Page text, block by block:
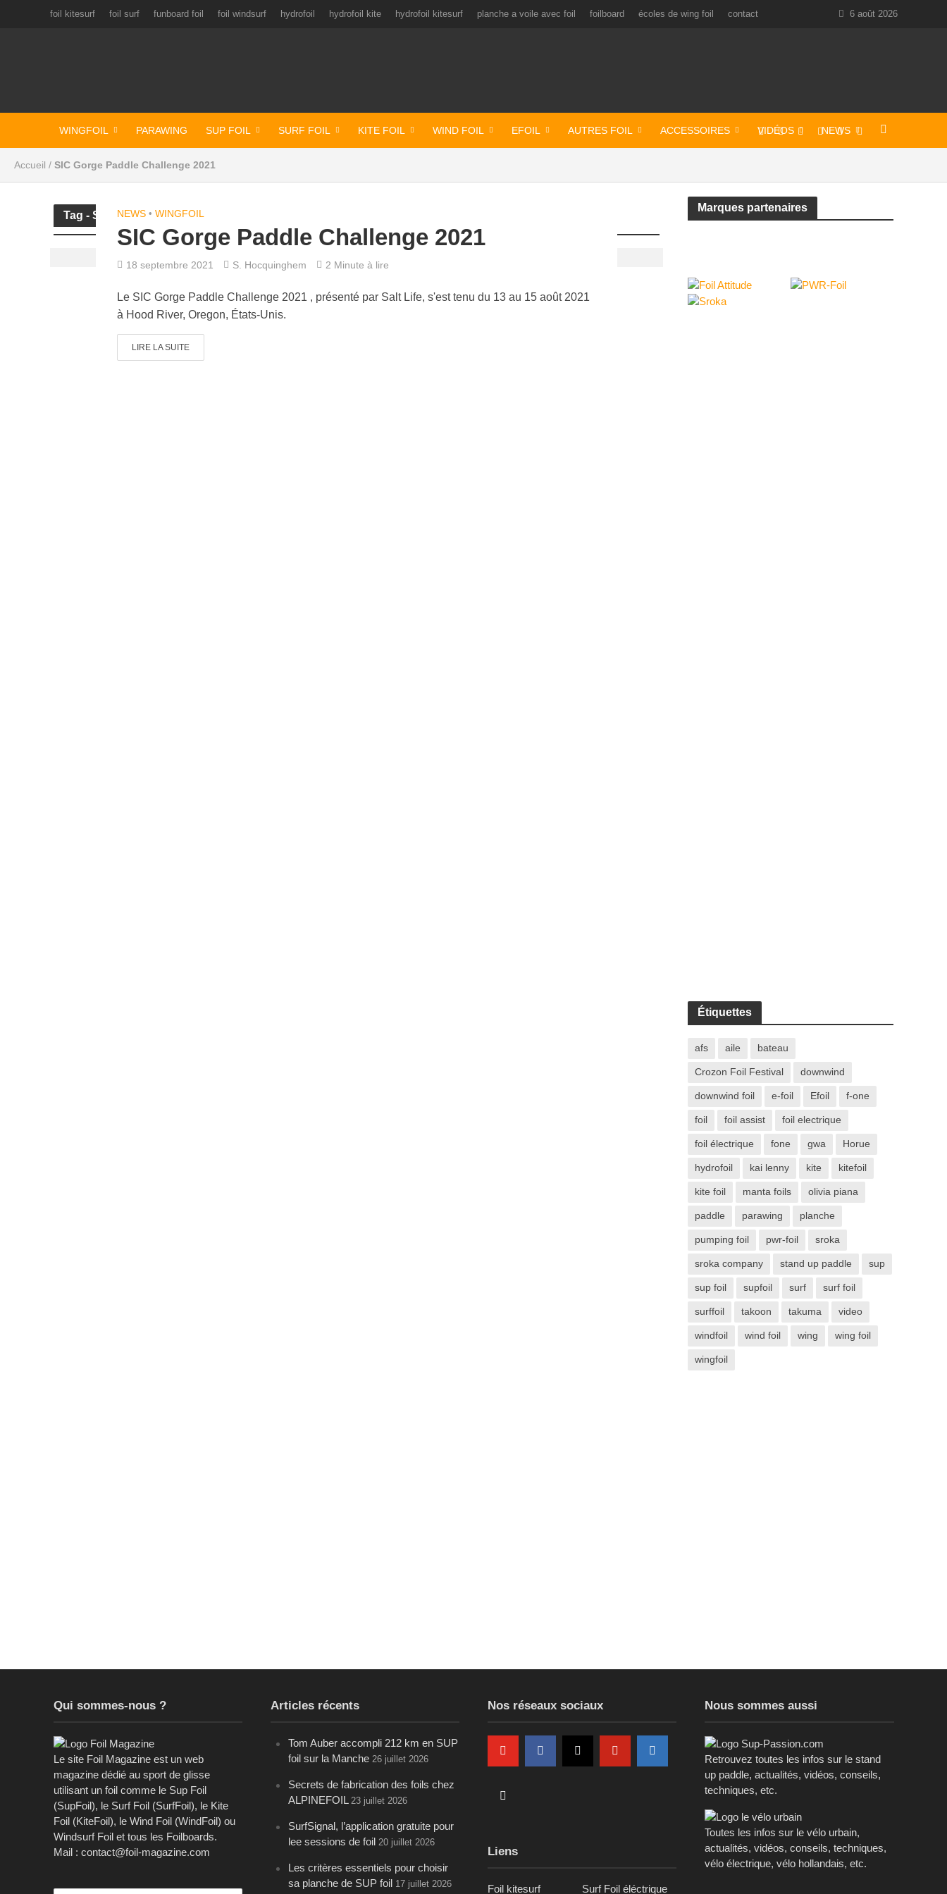
foil kitesurf foil surf funboard foil foil windsurf hydrofoil hydrofoil kite hydrofoil kitesurf planche a voile avec foil foilboard écoles de wing foil contact 6 août 2026
WINGFOIL PARAWING SUP FOIL SURF FOIL KITE FOIL WIND FOIL EFOIL AUTRES FOIL ACCESSOIRES VIDÉOS NEWS
Accueil / SIC Gorge Paddle Challenge 2021
Tag - SIC Gorge Paddle Challenge 2021
NEWS • WINGFOIL
SIC Gorge Paddle Challenge 2021
18 septembre 2021 S. Hocquinghem 2 Minute à lire
Le SIC Gorge Paddle Challenge 2021 , présenté par Salt Life, s'est tenu du 13 au 15 août 2021
à Hood River, Oregon, États-Unis.
LIRE LA SUITE
Marques partenaires
Étiquettes
afs aile bateau
Crozon Foil Festival downwind
downwind foil e-foil Efoil f-one
foil foil assist foil electrique
foil électrique fone gwa Horue
hydrofoil kai lenny kite kitefoil
kite foil manta foils olivia piana
paddle parawing planche
pumping foil pwr-foil sroka
sroka company stand up paddle sup
sup foil supfoil surf surf foil
surffoil takoon takuma video
windfoil wind foil wing wing foil
wingfoil
Qui sommes-nous ?
Le site Foil Magazine est un web
magazine dédié au sport de glisse
utilisant un foil comme le Sup Foil
(SupFoil), le Surf Foil (SurfFoil), le Kite
Foil (KiteFoil), le Wind Foil (WindFoil) ou
Windsurf Foil et tous les Foilboards.
Mail : contact@foil-magazine.com
Articles récents
Tom Auber accompli 212 km en SUP
foil sur la Manche 26 juillet 2026
Secrets de fabrication des foils chez
ALPINEFOIL 23 juillet 2026
SurfSignal, l’application gratuite pour
lee sessions de foil 20 juillet 2026
Les critères essentiels pour choisir
sa planche de SUP foil 17 juillet 2026
Nos réseaux sociaux
Liens
Foil kitesurf Surf Foil éléctrique
Nous sommes aussi
Retrouvez toutes les infos sur le stand
up paddle, actualités, vidéos, conseils,
techniques, etc.
Toutes les infos sur le vélo urbain,
actualités, vidéos, conseils, techniques,
vélo électrique, vélo hollandais, etc.